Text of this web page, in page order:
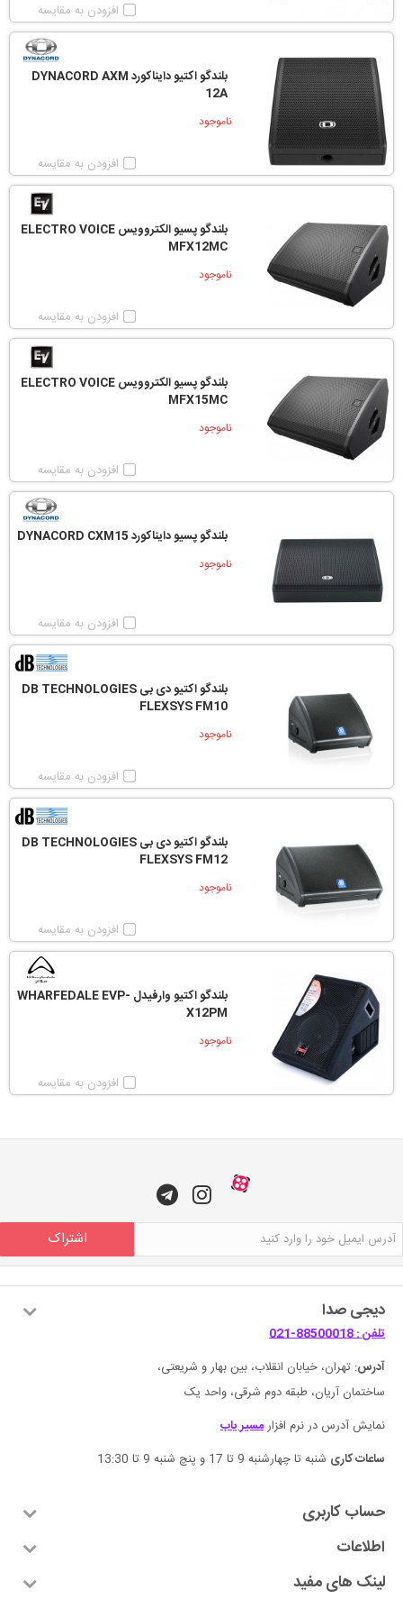
افزودن به مقایسه
بلندگو اکتیو دایناکورد DYNACORD AXM
12A
ناموجود
افزودن به مقایسه
بلندگو پسیو الکتروویس ELECTRO VOICE
MFX12MC
ناموجود
افزودن به مقایسه
بلندگو پسیو الکتروویس ELECTRO VOICE
MFX15MC
ناموجود
افزودن به مقایسه
بلندگو پسیو دایناکورد DYNACORD CXM15
ناموجود
افزودن به مقایسه
بلندگو اکتیو دی بی DB TECHNOLOGIES
FLEXSYS FM10
ناموجود
افزودن به مقایسه
بلندگو اکتیو دی بی DB TECHNOLOGIES
FLEXSYS FM12
ناموجود
افزودن به مقایسه
بلندگو اکتیو وارفیدل WHARFEDALE EVP-
X12PM
ناموجود
افزودن به مقایسه
اشتراک
دیجی صدا
تلفن : 88500018-021
آدرس: تهران، خیابان انقلاب، بین بهار و شریعتی،
ساختمان آریان، طبقه دوم شرقی، واحد یک
نمایش آدرس در نرم افزارمسیر یاب
ساعات کاری شنبه تا چهارشنبه 9 تا 17 و پنچ شنبه 9 تا 13:30
حساب کاربری
اطلاعات
لینک های مفید